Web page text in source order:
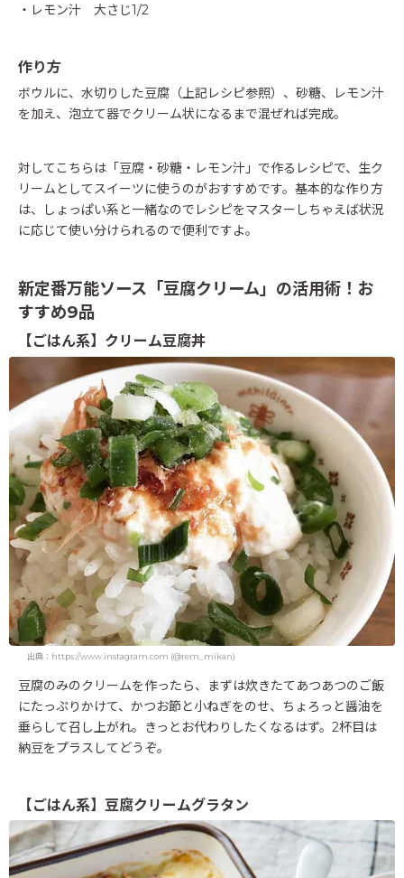
・レモン汁 大さじ1/2
作り方
ボウルに、水切りした豆腐（上記レシピ参照）、砂糖、レモン汁
を加え、泡立て器でクリーム状になるまで混ぜれば完成。
対してこちらは「豆腐・砂糖・レモン汁」で作るレシピで、生ク
リームとしてスイーツに使うのがおすすめです。基本的な作り方
は、しょっぱい系と一緒なのでレシピをマスターしちゃえば状況
に応じて使い分けられるので便利ですよ。
新定番万能ソース「豆腐クリーム」の活用術！お
すすめ9品
【ごはん系】クリーム豆腐丼
出典：https://www.instagram.com (@rem_mikan)
豆腐のみのクリームを作ったら、まずは炊きたてあつあつのご飯
にたっぷりかけて、かつお節と小ねぎをのせ、ちょろっと醤油を
垂らして召し上がれ。きっとお代わりしたくなるはず。2杯目は
納豆をプラスしてどうぞ。
【ごはん系】豆腐クリームグラタン